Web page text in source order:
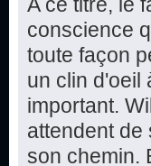
conscience
toute façon
un clin d'oeil
important.
attendent
son chemin.